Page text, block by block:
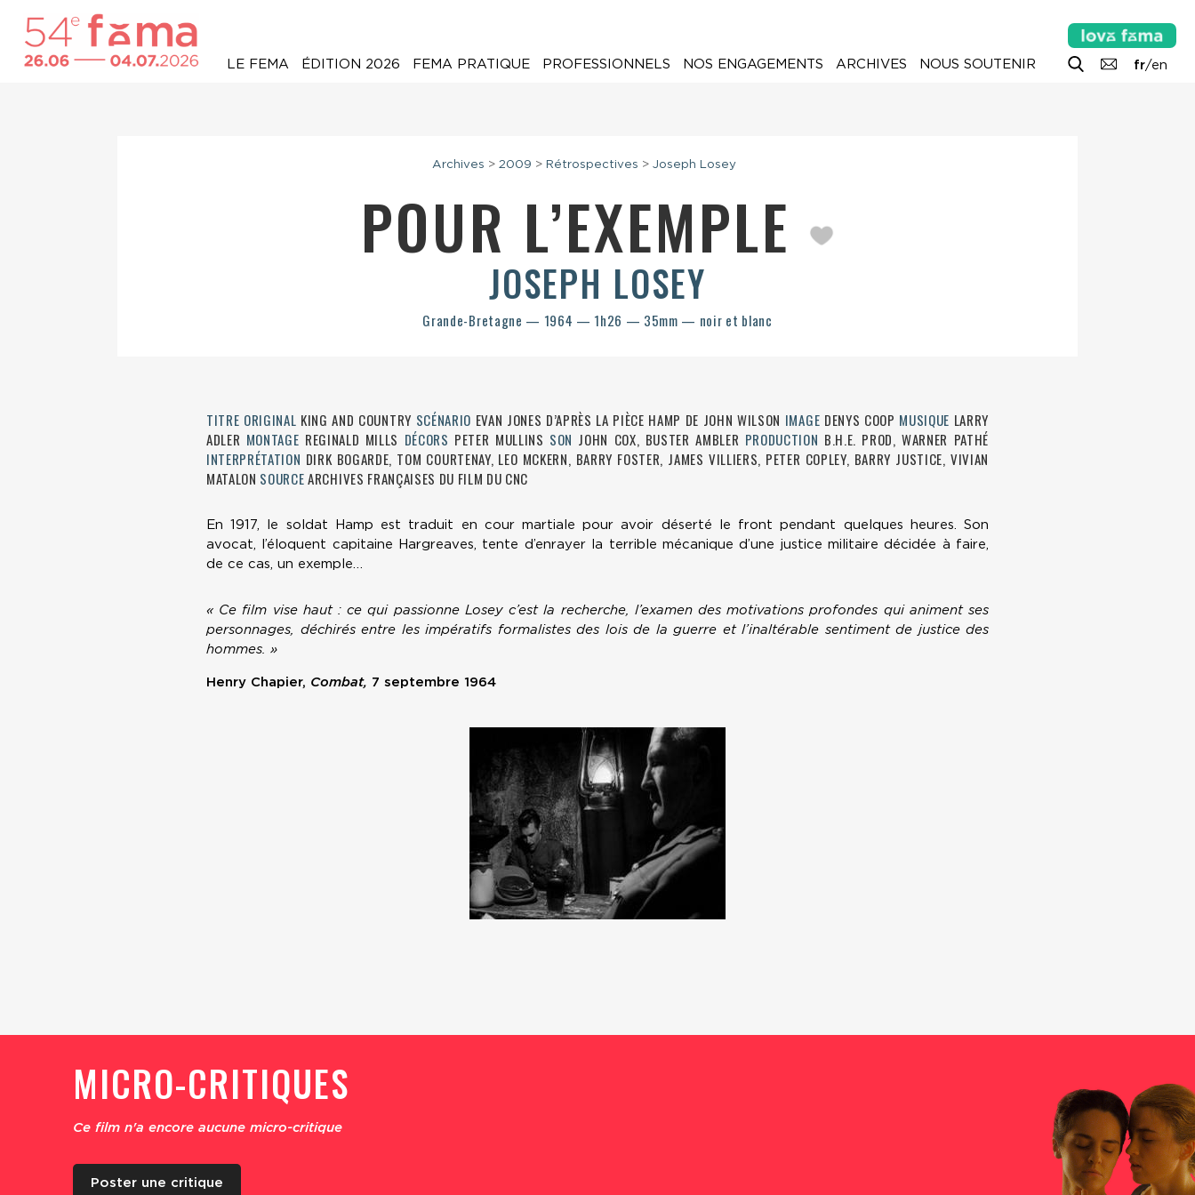
fr/en
LE FEMA ÉDITION 2026 FEMA PRATIQUE PROFESSIONNELS NOS ENGAGEMENTS ARCHIVES NOUS SOUTENIR
Archives > 2009 > Rétrospectives > Joseph Losey
POUR L’EXEMPLE
JOSEPH LOSEY
Grande-Bretagne — 1964 — 1h26 — 35mm — noir et blanc
TITRE ORIGINAL KING AND COUNTRY SCÉNARIO EVAN JONES D’APRÈS LA PIÈCE HAMP DE JOHN WILSON IMAGE DENYS COOP MUSIQUE LARRY
ADLER MONTAGE REGINALD MILLS DÉCORS PETER MULLINS SON JOHN COX, BUSTER AMBLER PRODUCTION B.H.E. PROD, WARNER PATHÉ
INTERPRÉTATION DIRK BOGARDE, TOM COURTENAY, LEO MCKERN, BARRY FOSTER, JAMES VILLIERS, PETER COPLEY, BARRY JUSTICE, VIVIAN
MATALON SOURCEARCHIVES FRANÇAISES DU FILM DU CNC
En 1917, le soldat Hamp est traduit en cour martiale pour avoir déserté le front pendant quelques heures. Son
avocat, l’éloquent capitaine Hargreaves, tente d’enrayer la terrible mécanique d’une justice militaire décidée à faire,
de ce cas, un exemple…
« Ce film vise haut : ce qui passionne Losey c’est la recherche, l’examen des motivations profondes qui animent ses
personnages, déchirés entre les impératifs formalistes des lois de la guerre et l’inaltérable sentiment de justice des
hommes. »
Henry Chapier, Combat, 7 septembre 1964
MICRO-CRITIQUES
Ce film n'a encore aucune micro-critique
Poster une critique